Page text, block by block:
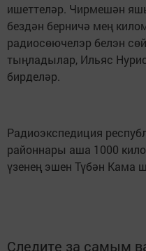
ишеттеләр. Чирмешән
бездән берничә мең
радиосөючелэр белэн
тыңладылар, Ильяс
бирделәр.
Радиоэкспедиция
районнары аша 1000
үзенең эшен Түбән Кама
Следите за самым